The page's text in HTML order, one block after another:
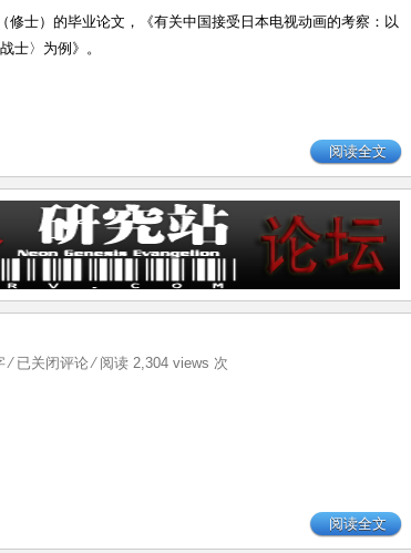
修士）的毕业论文，《有关中国接受日本电视动画的考察：以
士〉为例》。
阅读全文
⁄ Scar
已关闭评论⁄ 阅读 2,304 views 次
阅读全文